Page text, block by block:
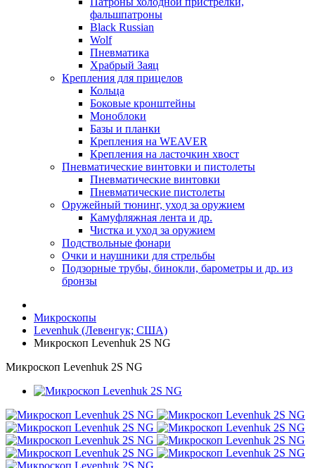
фальшпатроны
Black Russian
Wolf
Пневматика
Храбрый Заяц
Крепления для прицелов
Кольца
Боковые кронштейны
Моноблоки
Базы и планки
Крепления на WEAVER
Крепления на ласточкин хвост
Пневматические винтовки и пистолеты
Пневматические винтовки
Пневматические пистолеты
Оружейный тюнинг, уход за оружием
Камуфляжная лента и др.
Чистка и уход за оружием
Подствольные фонари
Очки и наушники для стрельбы
Подзорные трубы, бинокли, барометры и др. из
бронзы
Микроскопы
Levenhuk (Левенгук; США)
Микроскоп Levenhuk 2S NG
Микроскоп Levenhuk 2S NG